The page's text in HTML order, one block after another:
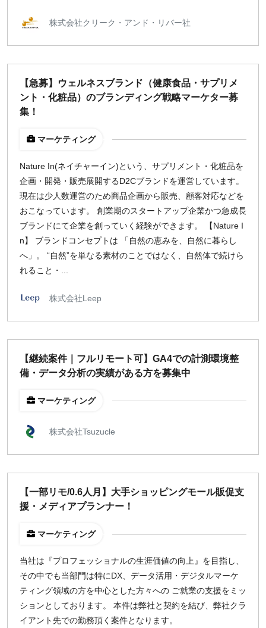
株式会社クリーク・アンド・リバー社
【急募】ウェルネスブランド（健康食品・サプリメ
ント・化粧品）のブランディング戦略マーケター募
集！
マーケティング
Nature In(ネイチャーイン)という、サプリメント・化粧品を
企画・開発・販売展開するD2Cブランドを運営しています。
現在は少人数運営のため商品企画から販売、顧客対応などを
おこなっています。 創業期のスタートアップ企業かつ急成長
ブランドにて企業を創っていく経験ができます。 【Nature I
n】 ブランドコンセプトは 「自然の恵みを、自然に暮らし
へ」。 “自然”を単なる素材のことではなく、自然体で続けら
れること・...
株式会社Leep
【継続案件｜フルリモート可】GA4での計測環境整
備・データ分析の実績がある方を募集中
マーケティング
株式会社Tsuzucle
【一部リモ/0.6人月】大手ショッピングモール販促支
援・メディアプランナー！
マーケティング
当社は『プロフェッショナルの生涯価値の向上』を目指し、
その中でも当部門は特にDX、データ活用・デジタルマーケ
ティング領域の方を中心とした方々への ご就業の支援をミッ
ションとしております。 本件は弊社と契約を結び、弊社クラ
イアント先での勤務頂く案件となります。